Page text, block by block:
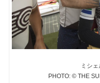
ミシ
PHOTO: © THE